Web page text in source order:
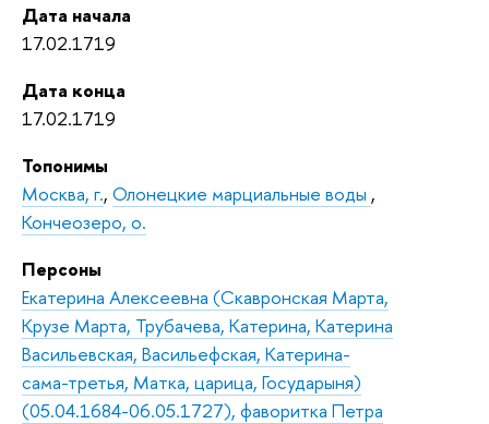
Дата начала
17.02.1719
Дата конца
17.02.1719
Топонимы
Москва, г., Олонецкие марциальные воды ,
Кончеозеро, о.
Персоны
Екатерина Алексеевна (Скавронская Марта,
Крузе Марта, Трубачева, Катерина, Катерина
Васильевская, Васильефская, Катерина-
сама-третья, Матка, царица, Государыня)
(05.04.1684-06.05.1727), фаворитка Петра